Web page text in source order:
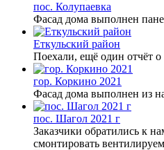
пос. Колупаевка
Фасад дома выполнен
Еткульский район
Поехали, ещё один отчёт о
гор. Коркино 2021
Фасад дома выполнен из
пос. Шагол 2021 г
Заказчики обратились к
смонтировать